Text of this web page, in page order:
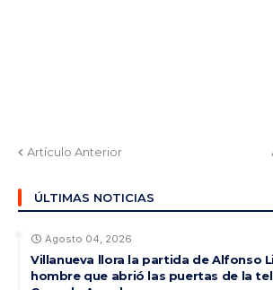
Artículo Anterior
ÚLTIMAS NOTICIAS
Agosto 04, 2026
Villanueva llora la partida de Alfonso
hombre que abrió las puertas de la